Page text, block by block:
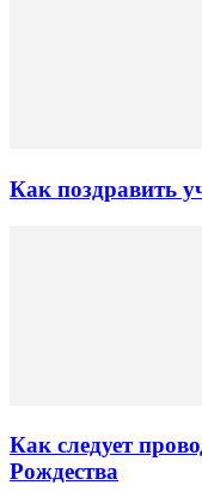
Как поздравить
Как следует
Рождества